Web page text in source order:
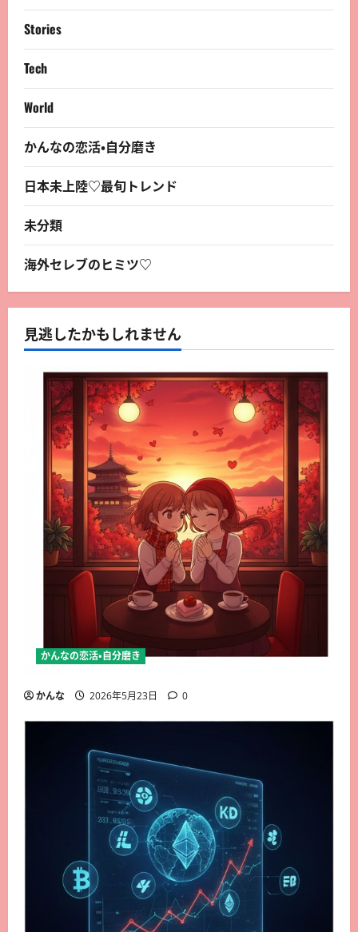
Stories
Tech
World
かんなの恋活・自分磨き
日本未上陸♡最旬トレンド
未分類
海外セレブのヒミツ♡
見逃したかもしれません
かんなの恋活・自分磨き
かんな 2026年5月23日 0